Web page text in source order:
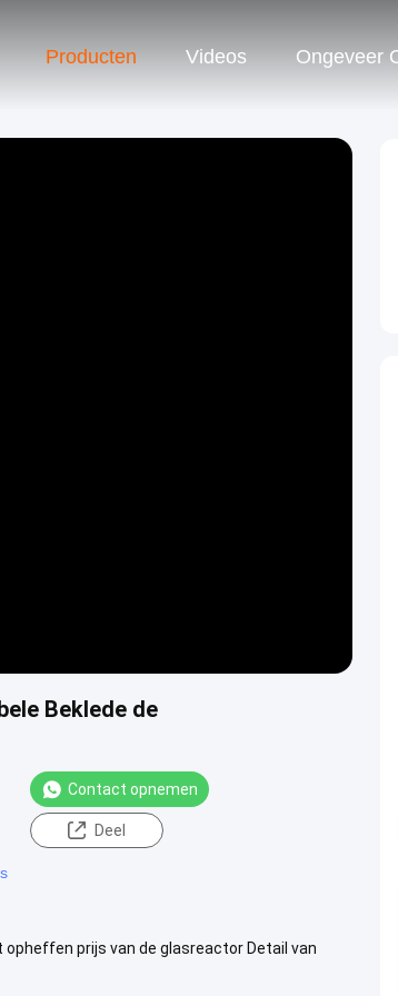
Producten Videos Ongeveer
Beklede de
Contact opnemen
Deel
prijs van de glasreactor Detail van